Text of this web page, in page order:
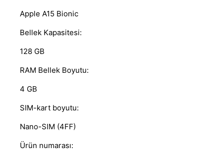
Apple A15 Bionic
Bellek Kapasitesi:
128 GB
RAM Bellek Boyutu:
4 GB
SIM-kart boyutu:
Nano-SIM (4FF)
Ürün numarası: